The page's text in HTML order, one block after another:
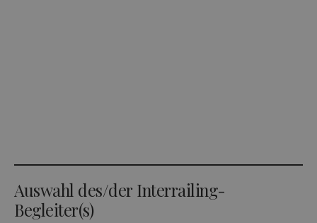
Auswahl des/der Interrailing-
Begleiter(s)